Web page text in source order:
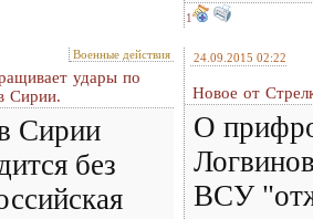
1
Военные действия
удары по
Сирии.
Сирии
без
24.09.2015 02:22
Новое от
О
ВСУ